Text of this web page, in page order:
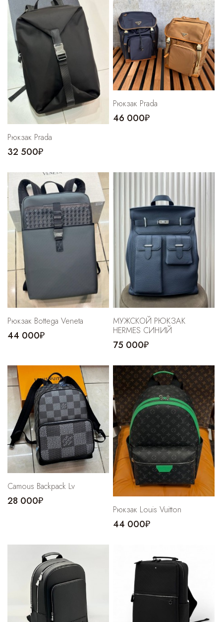
Рюкзак Prada
32 500₽
Рюкзак Prada
46 000₽
Рюкзак Bottega Veneta
44 000₽
МУЖСКОЙ РЮКЗАК
HERMES CИНИЙ
75 000₽
Сamous Backpack Lv
28 000₽
Рюкзак Louis Vuitton
44 000₽
Cпортивные брюки
Комбинезоны